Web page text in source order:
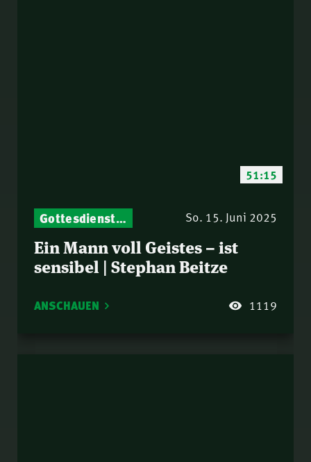
51:15
Gottesdienst-Botschaften – Jeden Sonntag neu: Aktuelle Predigten vom Mitternachtsruf So. 15. Juni 2025
Ein Mann voll Geistes – ist
sensibel | Stephan Beitze
ANSCHAUEN 1119